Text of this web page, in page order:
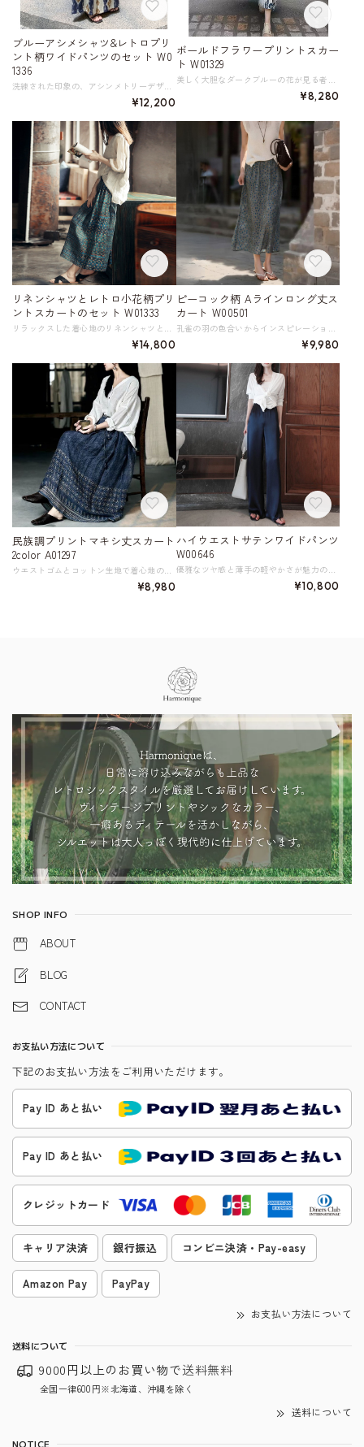
ブルーアシメシャツ&レトロプリ
ント柄ワイドパンツのセット W0
1336
洗練された印象の、アシンメトリーデザインシャツとレトロなプリント柄ワイドパンツのセットアップ。 スタイリッシュなアシンメトリーのシャツは、フロントを斜めに合わせるデザインでウエストシェイプ効果があります。 レトロな雰囲気漂うプリント柄が目を惹くパンツは、ゴムウエストとゆったりワイドなシルエットが着心地の良さとスタイルアップを両立します。 カジュアルなシーンから、ちょっとしたお出かけまで幅広く活躍する、それぞれ着回し力のある優秀なアイテムセットです。 《サイズ》 トップス S : 裄丈51㎝ 胸囲90㎝ 着丈60㎝ Ｍ : 裄丈52cm 胸囲100cm 着丈61cm Ｌ : 裄丈53cm 胸囲104cm 着丈62cm XL : 裄丈54cm 胸囲108cm 着丈63cm パンツ S : ウエスト54～66cm ヒップ110㎝ パンツ丈93cm M : ウエスト58～70cm ヒップ114㎝ パンツ丈94cm L : ウエスト62～74cm ヒップ118㎝ パンツ丈95cm XL : ウエスト66～76cm ヒップ122㎝ パンツ丈96cm ※採寸方法により1～3cmの誤差がある場合がございます 参考体重 S 42-52kg M 52-60kg L 60-67kg XL 67-78kg 《素材》 綿80%、ポリアミド繊維（ナイロン）20% ◇サイズで迷ったらこちらをチェック https://harmonique.my.canva.site/dagieuhhs-e ◇商品を購入する前にこちらの【ご購入前に必ずお読みください】をご確認の上お買い求めください。 https://shop.harmonique.net/blog/2024/06/25/010751 《注意事項》 *harmoniqueではお客様からのご注文を受け、お客様の商品を製作・取り寄せしております。 *基本的にお取り寄せ商品となるため、発送までに《1～3週間前後》お時間をいただいております。 *ご覧いただいているPCやスマートフォンの画面により実物と多少色合いが異なる場合がございます。 *イメージ違いやサイズ違い等、その他お客様都合によりますキャンセル・返品交換はご遠慮ください。 トップページはこちら https://shop.harmonique.net/
¥12,200
ボールドフラワープリントスカー
ト W01329
¥8,280
リネンシャツとレトロ小花柄プリ
ントスカートのセット W01333
¥14,800
ピーコック柄 Aラインロング丈ス
カート W00501
¥9,980
民族調プリントマキシ丈スカート
2color A01297
¥8,980
ハイウエストサテンワイドパンツ
W00646
優雅なツヤ感と薄手の軽やかさが魅力のハイウエストサテンワイドパンツ。 ウエスト位置を高めにデザインしたことで、脚長効果も抜群です。 さらに、広がりすぎない絶妙なワイドシルエットが美しいラインを演出します。 《カラー》 ブラック／ホワイト／カーキ／ネイビー 《サイズ》 ※ネイビーのみ、全サイズの着丈が105cmとなります。 S: ウエスト66cm ヒップ87cm 着丈103cm（ネイビーのみ105cm） M: ウエスト70cm ヒップ92cm 着丈104cm（ネイビーのみ105cm） L: ウエスト74cm ヒップ97cm 着丈105cm（ネイビーのみ105cm） XL: ウエスト78cm ヒップ102cm 着丈106cm（ネイビーのみ105cm） 2XL: ウエスト82cm ヒップ107cm 着丈107cm（ネイビーのみ105cm） ※採寸方法により1～3cmの誤差がある場合がございます ◇人気のおすすめアイテムをもっと見る https://shop.harmonique.net/categories/5911182 ◇商品を購入する前にこちらの【ご購入前に必ずお読みください】をご確認の上お買い求めください。 https://shop.harmonique.net/blog/2024/06/25/010751 《注意事項》 *harmoniqueではお客様からのご注文を受け、お客様の商品を製作・取り寄せしております。 *基本的にお取り寄せ商品となるため、発送までに《1～3週間前後》お時間をいただいております。 *ご覧いただいているPCやスマートフォンの画面により実物と多少色合いが異なる場合がございます。 *イメージ違いやサイズ違い等、その他お客様都合によりますキャンセル・返品交換はご遠慮ください。 トップページはこちら https://shop.harmonique.net/
¥10,800
SHOP INFO
ABOUT
BLOG
CONTACT
お支払い方法について
下記のお支払い方法をご利用いただけます。
Pay ID あと払い
Pay ID あと払い
クレジットカード
キャリア決済 銀行振込 コンビニ決済・Pay-easy
Amazon Pay PayPay
お支払い方法について
送料について
9000円以上のお買い物で送料無料
全国一律600円※北海道、沖縄を除く
送料について
NOTICE